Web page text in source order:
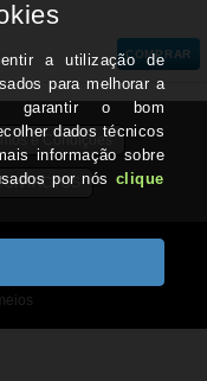
COMPRAR
e Condições